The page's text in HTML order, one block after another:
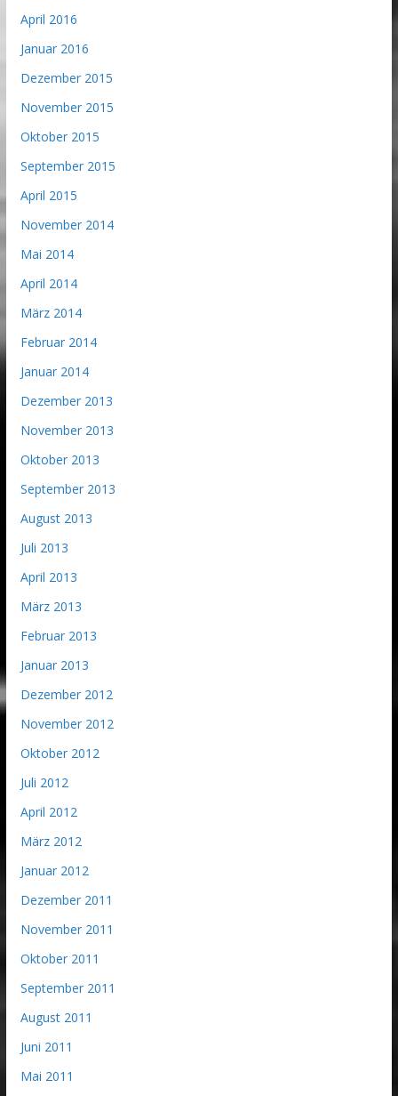
April 2016
Januar 2016
Dezember 2015
November 2015
Oktober 2015
September 2015
April 2015
November 2014
Mai 2014
April 2014
März 2014
Februar 2014
Januar 2014
Dezember 2013
November 2013
Oktober 2013
September 2013
August 2013
Juli 2013
April 2013
März 2013
Februar 2013
Januar 2013
Dezember 2012
November 2012
Oktober 2012
Juli 2012
April 2012
März 2012
Januar 2012
Dezember 2011
November 2011
Oktober 2011
September 2011
August 2011
Juni 2011
Mai 2011